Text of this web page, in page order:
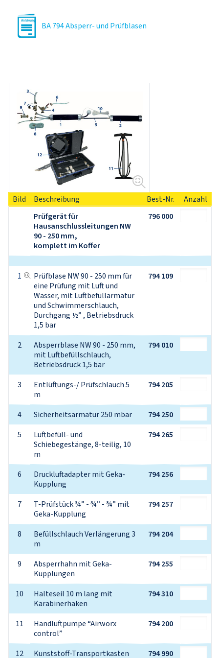
BA 794 Absperr- und Prüfblasen
Bild Beschreibung Best-Nr.
Anzahl
Prüfgerät für
Hausanschlussleitungen NW
90 - 250 mm,
komplett im Koffer
796 000
1
Prüfblase NW 90 - 250 mm für
eine Prüfung mit Luft und
Wasser, mit Luftbefüllarmatur
und Schwimmerschlauch,
Durchgang ½” , Betriebsdruck
1,5 bar
794 109
2
Absperrblase NW 90 - 250 mm,
mit Luftbefüllschlauch,
Betriebsdruck 1,5 bar
794 010
3
Entlüftungs-/ Prüfschlauch 5
m
794 205
4 Sicherheitsarmatur 250 mbar
794 250
5
Luftbefüll- und
Schiebegestänge, 8-teilig, 10
m
794 265
6
Druckluftadapter mit Geka-
Kupplung
794 256
7
T-Prüfstück ¾” - ¾” - ¾” mit
Geka-Kupplung
794 257
8
Befüllschlauch Verlängerung 3
m
794 204
9
Absperrhahn mit Geka-
Kupplungen
794 255
10
Halteseil 10 m lang mit
Karabinerhaken
794 310
11
Handluftpumpe “Airworx
control”
794 200
12
Kunststoff-Transportkasten
794 990